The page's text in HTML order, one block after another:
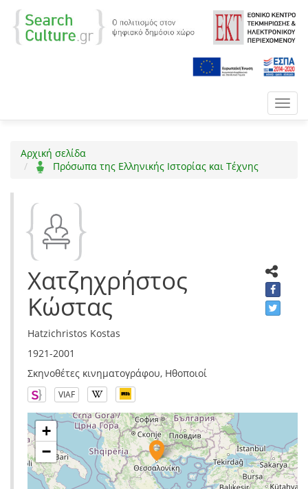
Αρχική σελίδα
Πρόσωπα της Ελληνικής Ιστορίας και Τέχνης
Χατζηχρήστος
Κώστας
Hatzichristos Kostas
1921-2001
Σκηνοθέτες κινηματογράφου, Ηθοποιοί
VIAF
+
−